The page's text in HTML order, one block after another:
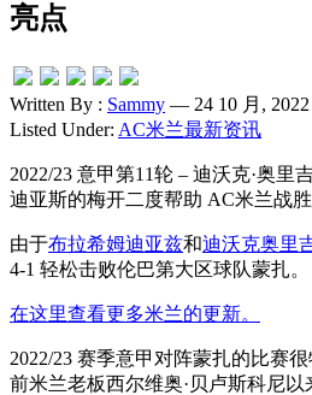
亮点
Written By : Sammy — 24 10 月, 2022
Listed Under: AC米兰最新资讯
2022/23 意甲第11轮 – 迪沃克·奥里
迪亚斯的梅开二度帮助 AC米兰战
由于布拉希姆迪亚兹和迪沃克奥里
4-1 轻松击败伦巴第大区球队蒙扎。
在这里查看更多米兰的更新。
2022/23 赛季意甲对阵蒙扎的比赛
前米兰老板西尔维奥·贝卢斯科尼以